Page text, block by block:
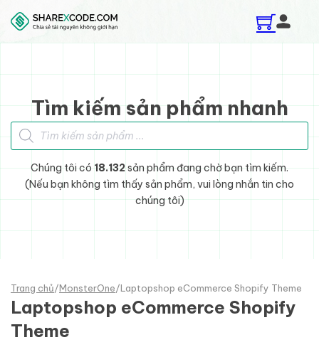
Skip to main content
Skip to footer
Tìm kiếm sản phẩm nhanh
Tìm kiếm sản phẩm
Chúng tôi có 18.132sản phẩm đang chờ bạn tìm kiếm.
(Nếu bạn không tìm thấy sản phẩm, vui lòng nhắn tin cho
chúng tôi)
Trang chủ/MonsterOne/Laptopshop eCommerce Shopify Theme
Laptopshop eCommerce Shopify
Theme